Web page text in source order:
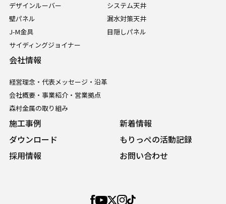
デザインルーバー
システム天井
壁パネル
漏水対策天井
J-M金具
目隠しパネル
サイディングジョイナー
会社情報
経営理念・代表メッセージ・沿革
会社概要・事業紹介・営業拠点
森村金属の取り組み
施工事例
ダウンロード
採用情報
新着情報
もりっぺの活動記録
お問い合わせ